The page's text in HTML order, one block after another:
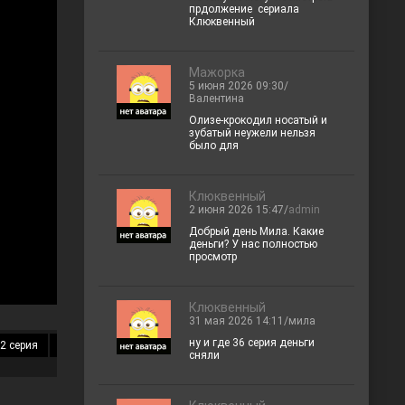
серия 14 серия 15 серия 16 серия
прдолжение сериала
Клюквенный
Мажорка
5 июня 2026 09:30/
Валентина
Олизе-крокодил носатый и
зубатый неужели нельзя
было для
Клюквенный
2 июня 2026 15:47/admin
Добрый день Мила. Какие
деньги? У нас полностью
просмотр
Клюквенный
31 мая 2026 14:11/мила
ну и где 36 серия деньги
сняли